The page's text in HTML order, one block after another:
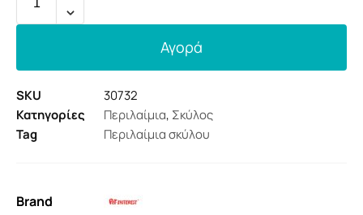
Αγορά
SKU
30732
Κατηγορίες
Περιλαίμια, Σκύλος
Tag
Περιλαίμια σκύλου
Brand